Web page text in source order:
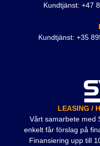
Kundtjänst: +47
Kundtjänst: +35
LEASING /
Vårt samarbete med
enkelt får förslag på
Finansiering upp till